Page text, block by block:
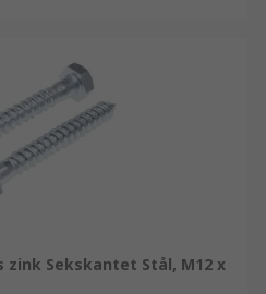
zink Sekskantet Stål, M12 x